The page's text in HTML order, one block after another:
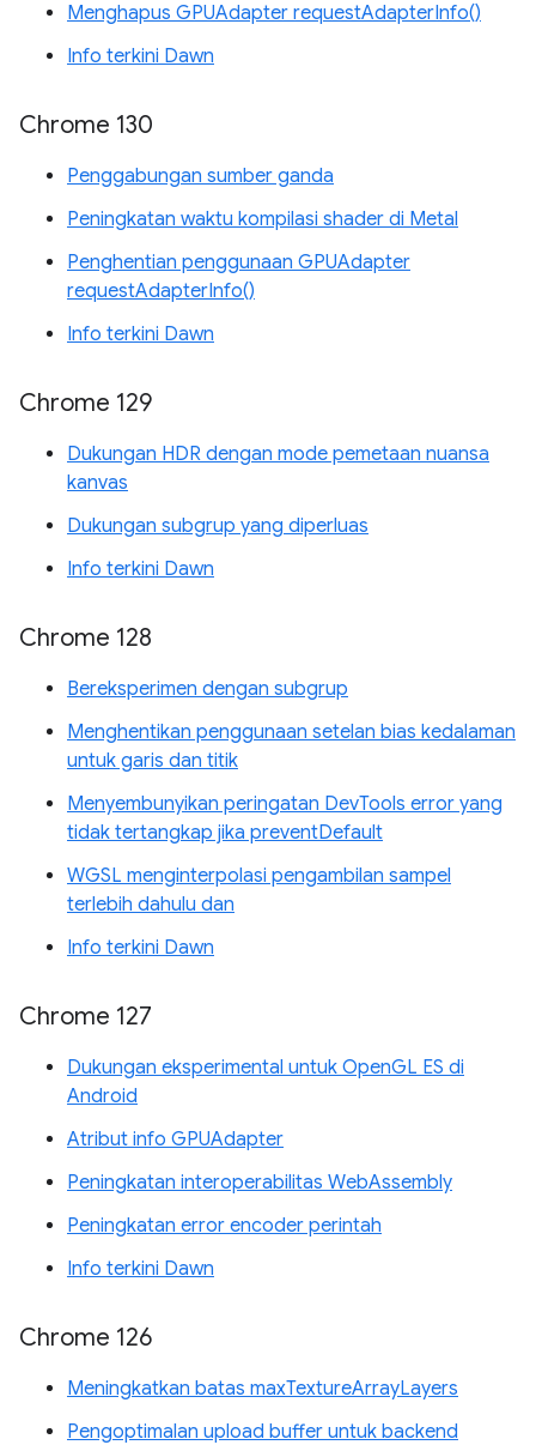
Menghapus GPUAdapter requestAdapterInfo()
Info terkini Dawn
Chrome 130
Penggabungan sumber ganda
Peningkatan waktu kompilasi shader di Metal
Penghentian penggunaan GPUAdapter
requestAdapterInfo()
Info terkini Dawn
Chrome 129
Dukungan HDR dengan mode pemetaan nuansa
kanvas
Dukungan subgrup yang diperluas
Info terkini Dawn
Chrome 128
Bereksperimen dengan subgrup
Menghentikan penggunaan setelan bias kedalaman
untuk garis dan titik
Menyembunyikan peringatan DevTools error yang
tidak tertangkap jika preventDefault
WGSL menginterpolasi pengambilan sampel
terlebih dahulu dan
Info terkini Dawn
Chrome 127
Dukungan eksperimental untuk OpenGL ES di
Android
Atribut info GPUAdapter
Peningkatan interoperabilitas WebAssembly
Peningkatan error encoder perintah
Info terkini Dawn
Chrome 126
Meningkatkan batas maxTextureArrayLayers
Pengoptimalan upload buffer untuk backend